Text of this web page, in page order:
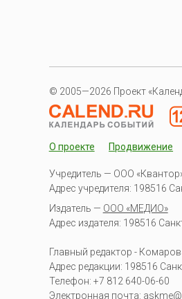
© 2005—2026 Проект
О проекте Продвижение
Учредитель — ООО
Адрес учредителя: 198516
Издатель — ООО «МЕДИО»
Адрес издателя: 198516
Главный редактор -
Адрес редакции: 198516
Телефон: +7 812 640-06-60
Электронная почта: